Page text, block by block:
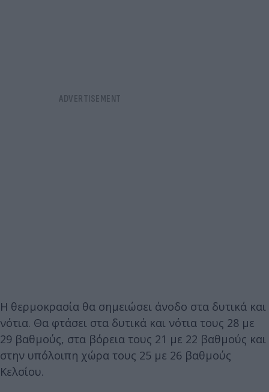
Η θερμοκρασία θα σημειώσει άνοδο στα δυτικά και
νότια. Θα φτάσει στα δυτικά και νότια τους 28 με
29 βαθμούς, στα βόρεια τους 21 με 22 βαθμούς και
στην υπόλοιπη χώρα τους 25 με 26 βαθμούς
Κελσίου.